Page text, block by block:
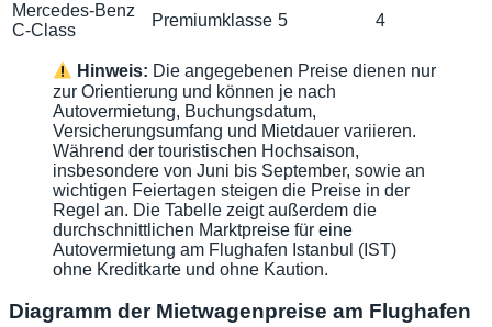
Mercedes-Benz
C-Class
Premiumklasse 5 4
Hinweis: Die angegebenen Preise dienen nur
zur Orientierung und können je nach
Autovermietung, Buchungsdatum,
Versicherungsumfang und Mietdauer variieren.
Während der touristischen Hochsaison,
insbesondere von Juni bis September, sowie an
wichtigen Feiertagen steigen die Preise in der
Regel an. Die Tabelle zeigt außerdem die
durchschnittlichen Marktpreise für eine
Autovermietung am Flughafen Istanbul (IST)
ohne Kreditkarte und ohne Kaution.
Diagramm der Mietwagenpreise am Flughafen